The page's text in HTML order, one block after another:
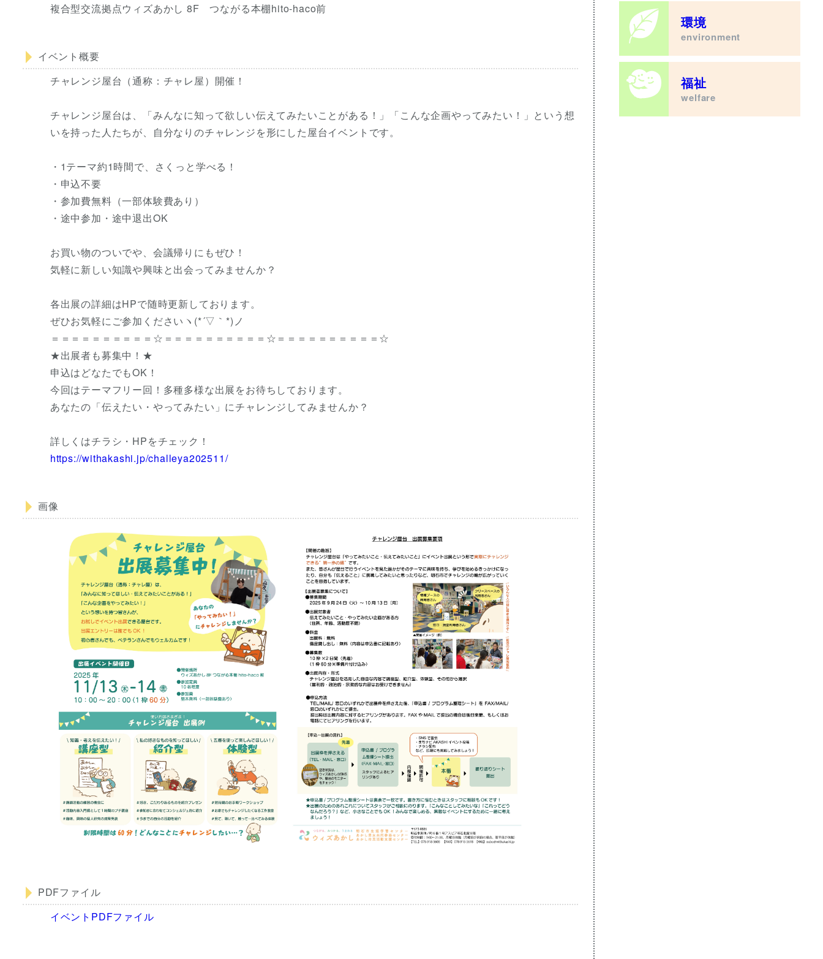
複合型交流拠点ウィズあかし 8F つながる本棚hito-haco前
イベント概要
チャレンジ屋台（通称：チャレ屋）開催！
チャレンジ屋台は、「みんなに知って欲しい伝えてみたいことがある！」「こんな企画やってみたい！」という想
いを持った人たちが、自分なりのチャレンジを形にした屋台イベントです。
・1テーマ約1時間で、さくっと学べる！
・申込不要
・参加費無料（一部体験費あり）
・途中参加・途中退出OK
お買い物のついでや、会議帰りにもぜひ！
気軽に新しい知識や興味と出会ってみませんか？
各出展の詳細はHPで随時更新しております。
ぜひお気軽にご参加くださいヽ(*´▽｀*)ノ
＝＝＝＝＝＝＝＝＝＝☆＝＝＝＝＝＝＝＝＝＝☆＝＝＝＝＝＝＝＝＝＝☆
★出展者も募集中！★
申込はどなたでもOK！
今回はテーマフリー回！多種多様な出展をお待ちしております。
あなたの「伝えたい・やってみたい」にチャレンジしてみませんか？
詳しくはチラシ・HPをチェック！
https://withakashi.jp/challeya202511/
画像
PDFファイル
イベントPDFファイル
環境
environment
福祉
welfare